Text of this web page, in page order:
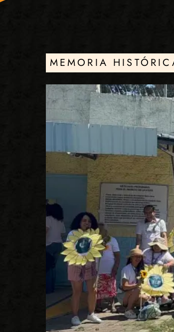
MEMORIA